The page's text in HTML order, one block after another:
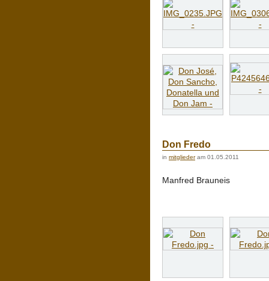
Don Fredo
in mitgliederam 01.05.2011
Manfred Brauneis